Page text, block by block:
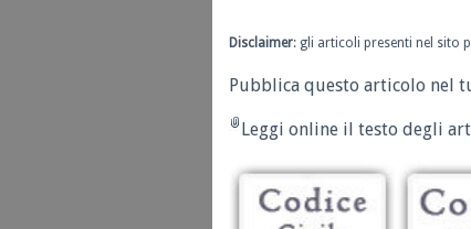
Disclaimer: gli articoli presenti nel sito
Pubblica questo articolo nel
Leggi online il testo degli